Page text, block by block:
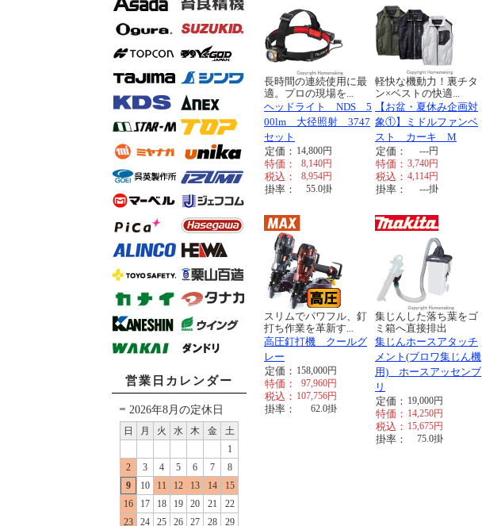
営業日カレンダー
2026年8月の定休日
日 月 火 水 木 金
土
1
2
3 4 5 6 7
8
9
10 11 12 13 14
15
16
17 18 19 20 21
22
23
24 25 26 27 28 29
長時間の連続使用に最
適。プロの現場を...
ヘッドライト NDS 5
00lm 大径照射 3747
セット
定価： 14,800円
特価： 8,140円
税込： 8,954円
掛率： 55.0掛
軽快な機動力！裏チタ
ン×ベストの快適...
【お盆・夏休み企画対
象①】ミドルファンベ
スト カーキ M
定価：
---円
特価： 3,740円
税込： 4,114円
掛率： ---掛
スリムでパワフル、釘
打ち作業を革新す...
高圧釘打機 クールグ
レー
定価： 158,000円
特価： 97,960円
税込： 107,756円
掛率： 62.0掛
集じんした落ち葉をゴ
ミ箱へ直接排出
集じんホースアタッチ
メント(ブロワ集じん機
用) ホースアッセンブ
リ
定価： 19,000円
特価： 14,250円
税込： 15,675円
掛率： 75.0掛